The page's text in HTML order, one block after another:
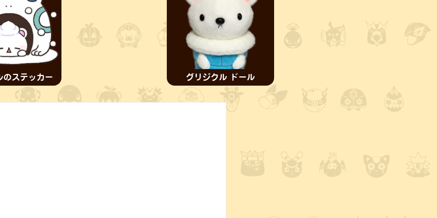
のステッカー グリジクル ドール